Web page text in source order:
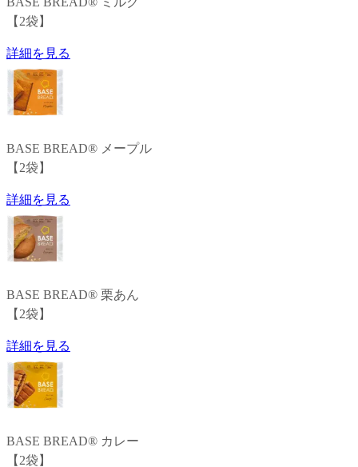
【 2袋 】
詳細を見る
BASE BREAD® メープル
【 2袋 】
詳細を見る
BASE BREAD® 栗あん
【 2袋 】
詳細を見る
BASE BREAD® カレー
【 2袋 】